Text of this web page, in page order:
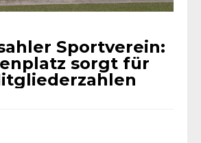
Sportverein:
sorgt für